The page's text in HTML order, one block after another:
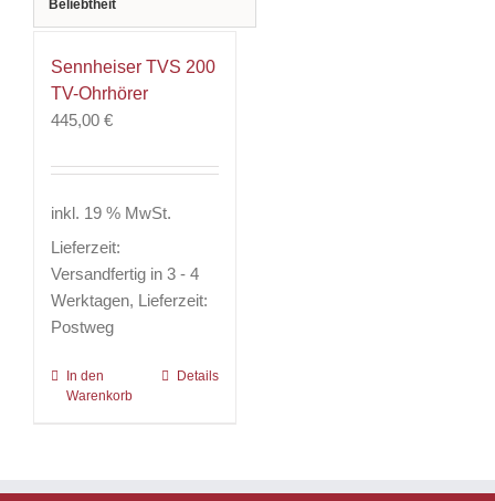
Beliebtheit
Sennheiser TVS 200
TV-Ohrhörer
445,00 €
inkl. 19 % MwSt.
Lieferzeit:
Versandfertig in 3 - 4
Werktagen, Lieferzeit:
Postweg
In den
Warenkorb
Details